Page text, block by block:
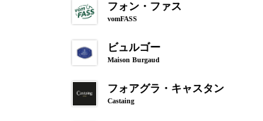
フォン・ファス
vomFASS
ビュルゴー
Maison Burgaud
フォアグラ・キャスタン
Castaing